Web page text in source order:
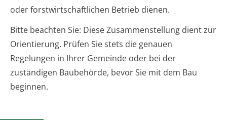
oder forstwirtschaftlichen Betrieb dienen.
Bitte beachten Sie: Diese Zusammenstellung dient zur
Orientierung. Prüfen Sie stets die genauen
Regelungen in Ihrer Gemeinde oder bei der
zuständigen Baubehörde, bevor Sie mit dem Bau
beginnen.